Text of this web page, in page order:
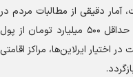
دقیقی از مطالبات مردم در
دست نیست، اما در خوش‌بینانه‌ترین حالت، حداقل ۵۰۰ میلیارد تومان از پول
ایرلاین‌ها، مراکز اقامتی